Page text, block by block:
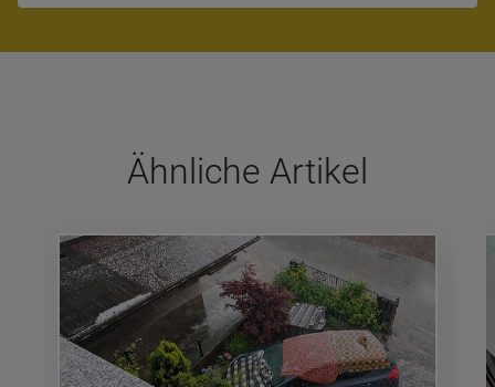
Ähn­li­che Arti­kel